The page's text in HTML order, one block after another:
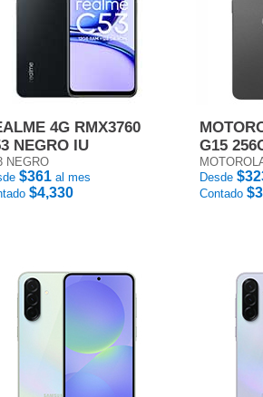
4G RMX3760
NEGRO IU
NEGRO
$361 al mes
$4,330
G15
Desde
Contado